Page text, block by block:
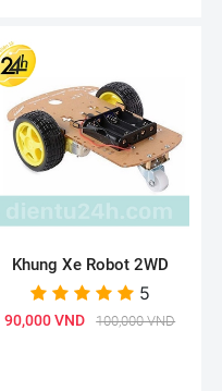
Khung Xe Robot 2WD
5
90,000 VND 100,000 VND